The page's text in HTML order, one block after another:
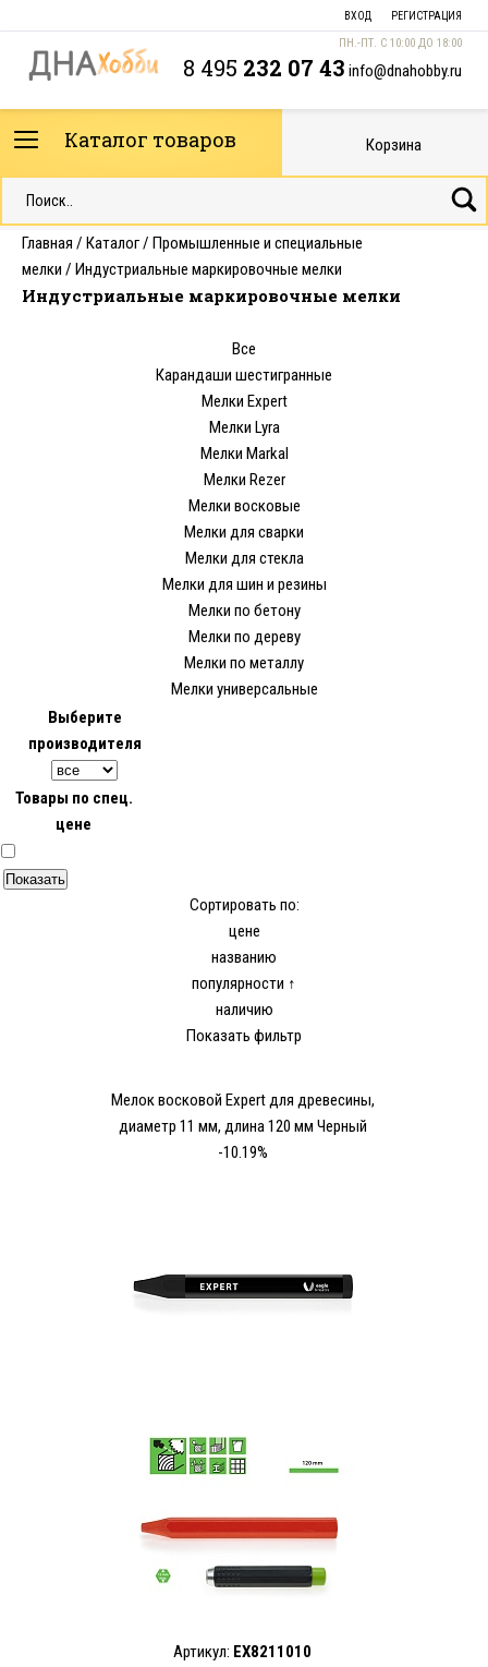
ВХОД РЕГИСТРАЦИЯ
ПН.-ПТ. С 10:00 ДО 18:00
8 495 232 07 43 info@dnahobby.ru
Каталог товаров Корзина
Главная / Каталог/ Промышленные и специальные
мелки / Индустриальные маркировочные мелки
Индустриальные маркировочные мелки
Все
Карандаши шестигранные
Мелки Expert
Мелки Lyra
Мелки Markal
Мелки Rezer
Мелки восковые
Мелки для сварки
Мелки для стекла
Мелки для шин и резины
Мелки по бетону
Мелки по дереву
Мелки по металлу
Мелки универсальные
Выберите
производителя
Товары по спец.
цене
Сортировать по:
цене
названию
популярности ↑
наличию
Показать фильтр
Мелок восковой Expert для древесины,
диаметр 11 мм, длина 120 мм Черный
-10.19%
Артикул: EX8211010